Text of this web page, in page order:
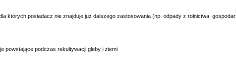
których posiadacz nie znajduje już dalszego zastosowania (np. odpady z rolnictwa,
powstające podczas rekultywacji gleby i ziemi